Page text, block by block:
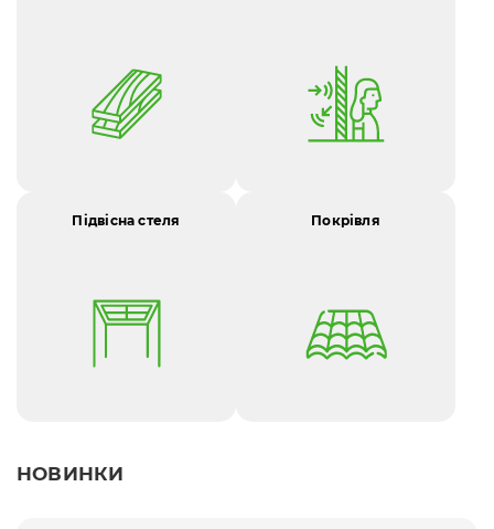
Підвісна стеля Покрівля
НОВИНКИ